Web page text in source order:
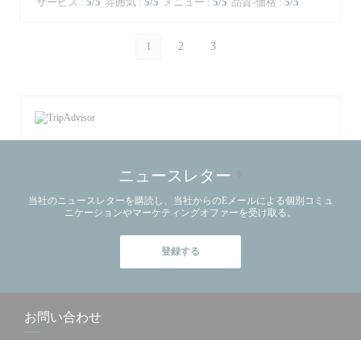
1 2 3
ニュースレター *
当社のニュースレターを購読し、当社からのEメールによる個別コミュ
ニケーションやマーケティングオファーを受け取る。
登録する
お問い合わせ